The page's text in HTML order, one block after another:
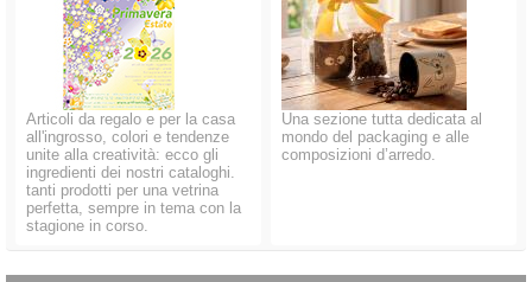
Articoli da regalo e per la casa
all'ingrosso, colori e tendenze
unite alla creatività: ecco gli
ingredienti dei nostri cataloghi.
tanti prodotti per una vetrina
perfetta, sempre in tema con la
stagione in corso.
Una sezione tutta dedicata al
mondo del packaging e alle
composizioni d’arredo.